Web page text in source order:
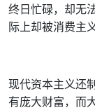
终日忙碌，却无
际上却被消费主
现代资本主义还
有庞大财富，而